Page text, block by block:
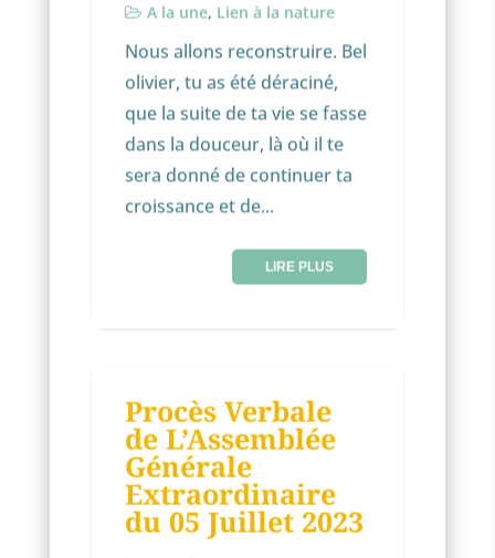
A la une, Lien à la nature
Nous allons reconstruire. Bel
olivier, tu as été déraciné,
que la suite de ta vie se fasse
dans la douceur, là où il te
sera donné de continuer ta
croissance et de...
LIRE PLUS
Procès Verbale
de L’Assemblée
Générale
Extraordinaire
du 05 Juillet 2023